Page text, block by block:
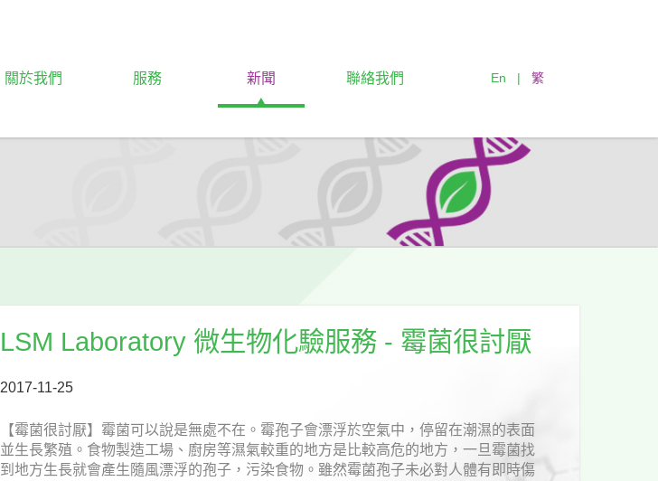
關於我們 服務 新聞 聯絡我們 En | 繁
LSM Laboratory 微生物化驗服務 - 霉菌很討厭
2017-11-25
【霉菌很討厭】霉菌可以說是無處不在。霉孢子會漂浮於空氣中，停留在潮濕的表面
並生長繁殖。食物製造工場、廚房等濕氣較重的地方是比較高危的地方，一旦霉菌找
到地方生長就會產生隨風漂浮的孢子，污染食物。雖然霉菌孢子未必對人體有即時傷